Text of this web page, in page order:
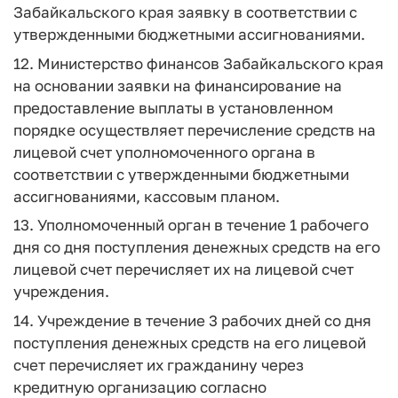
Забайкальского края заявку в соответствии с
утвержденными бюджетными ассигнованиями.
12. Министерство финансов Забайкальского края
на основании заявки на финансирование на
предоставление выплаты в установленном
порядке осуществляет перечисление средств на
лицевой счет уполномоченного органа в
соответствии с утвержденными бюджетными
ассигнованиями, кассовым планом.
13. Уполномоченный орган в течение 1 рабочего
дня со дня поступления денежных средств на его
лицевой счет перечисляет их на лицевой счет
учреждения.
14. Учреждение в течение 3 рабочих дней со дня
поступления денежных средств на его лицевой
счет перечисляет их гражданину через
кредитную организацию согласно